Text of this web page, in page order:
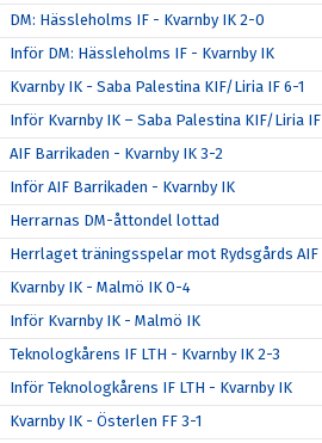
DM: Hässleholms IF - Kvarnby IK 2-0
Inför DM: Hässleholms IF - Kvarnby IK
Kvarnby IK - Saba Palestina KIF/Liria IF 6-1
Inför Kvarnby IK – Saba Palestina KIF/Liria IF
AIF Barrikaden - Kvarnby IK 3-2
Inför AIF Barrikaden - Kvarnby IK
Herrarnas DM-åttondel lottad
Herrlaget träningsspelar mot Rydsgårds AIF
Kvarnby IK - Malmö IK 0-4
Inför Kvarnby IK - Malmö IK
Teknologkårens IF LTH - Kvarnby IK 2-3
Inför Teknologkårens IF LTH - Kvarnby IK
Kvarnby IK - Österlen FF 3-1